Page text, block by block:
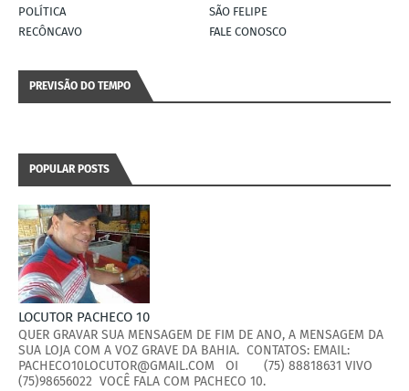
POLÍTICA
SÃO FELIPE
RECÔNCAVO
FALE CONOSCO
PREVISÃO DO TEMPO
POPULAR POSTS
LOCUTOR PACHECO 10
QUER GRAVAR SUA MENSAGEM DE FIM DE ANO, A MENSAGEM DA
SUA LOJA COM A VOZ GRAVE DA BAHIA. CONTATOS: EMAIL:
PACHECO10LOCUTOR@GMAIL.COM OI (75) 88818631 VIVO
(75)98656022 VOCÊ FALA COM PACHECO 10.